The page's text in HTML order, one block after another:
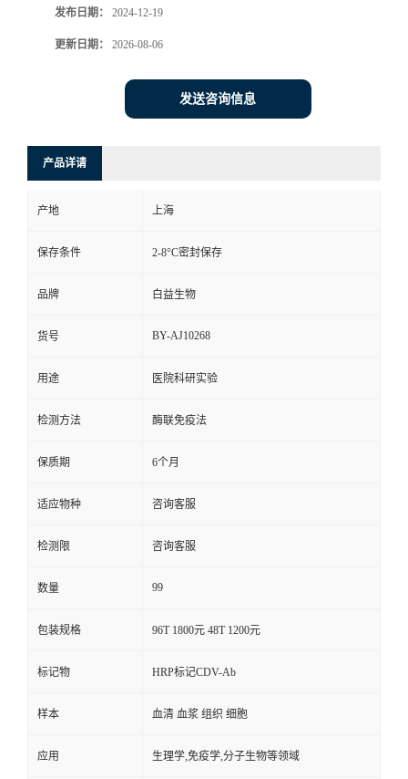
发布日期： 2024-12-19
更新日期： 2026-08-06
发送咨询信息
产品详请
产地 上海
保存条件 2-8°C密封保存
品牌 白益生物
货号 BY-AJ10268
用途 医院科研实验
检测方法 酶联免疫法
保质期 6个月
适应物种 咨询客服
检测限 咨询客服
数量 99
包装规格 96T 1800元 48T 1200元
标记物 HRP标记CDV-Ab
样本 血清 血浆 组织 细胞
应用 生理学,免疫学,分子生物等领域